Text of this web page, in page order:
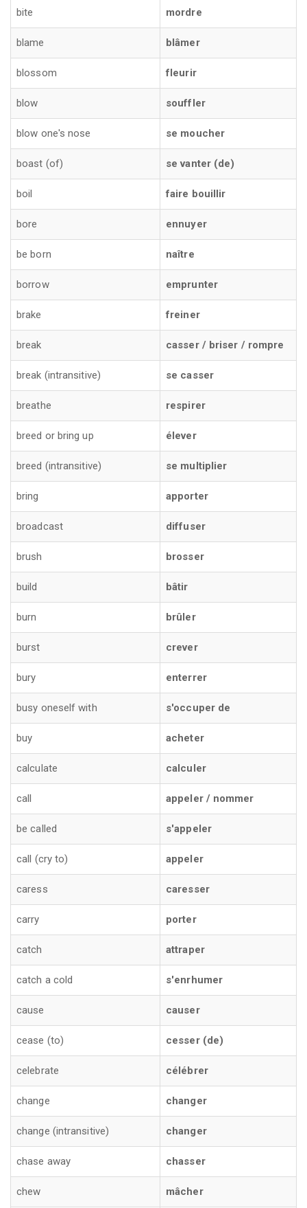
bite mordre
blame blâmer
blossom fleurir
blow souffler
blow one's nose se moucher
boast (of) se vanter (de)
boil faire bouillir
bore ennuyer
be born naître
borrow emprunter
brake freiner
break casser / briser / rompre
break (intransitive) se casser
breathe respirer
breed or bring up élever
breed (intransitive) se multiplier
bring apporter
broadcast diffuser
brush brosser
build bâtir
burn brûler
burst crever
bury enterrer
busy oneself with s'occuper de
buy acheter
calculate calculer
call appeler / nommer
be called s'appeler
call (cry to) appeler
caress caresser
carry porter
catch attraper
catch a cold s'enrhumer
cause causer
cease (to) cesser (de)
celebrate célébrer
change changer
change (intransitive) changer
chase away chasser
chew mâcher